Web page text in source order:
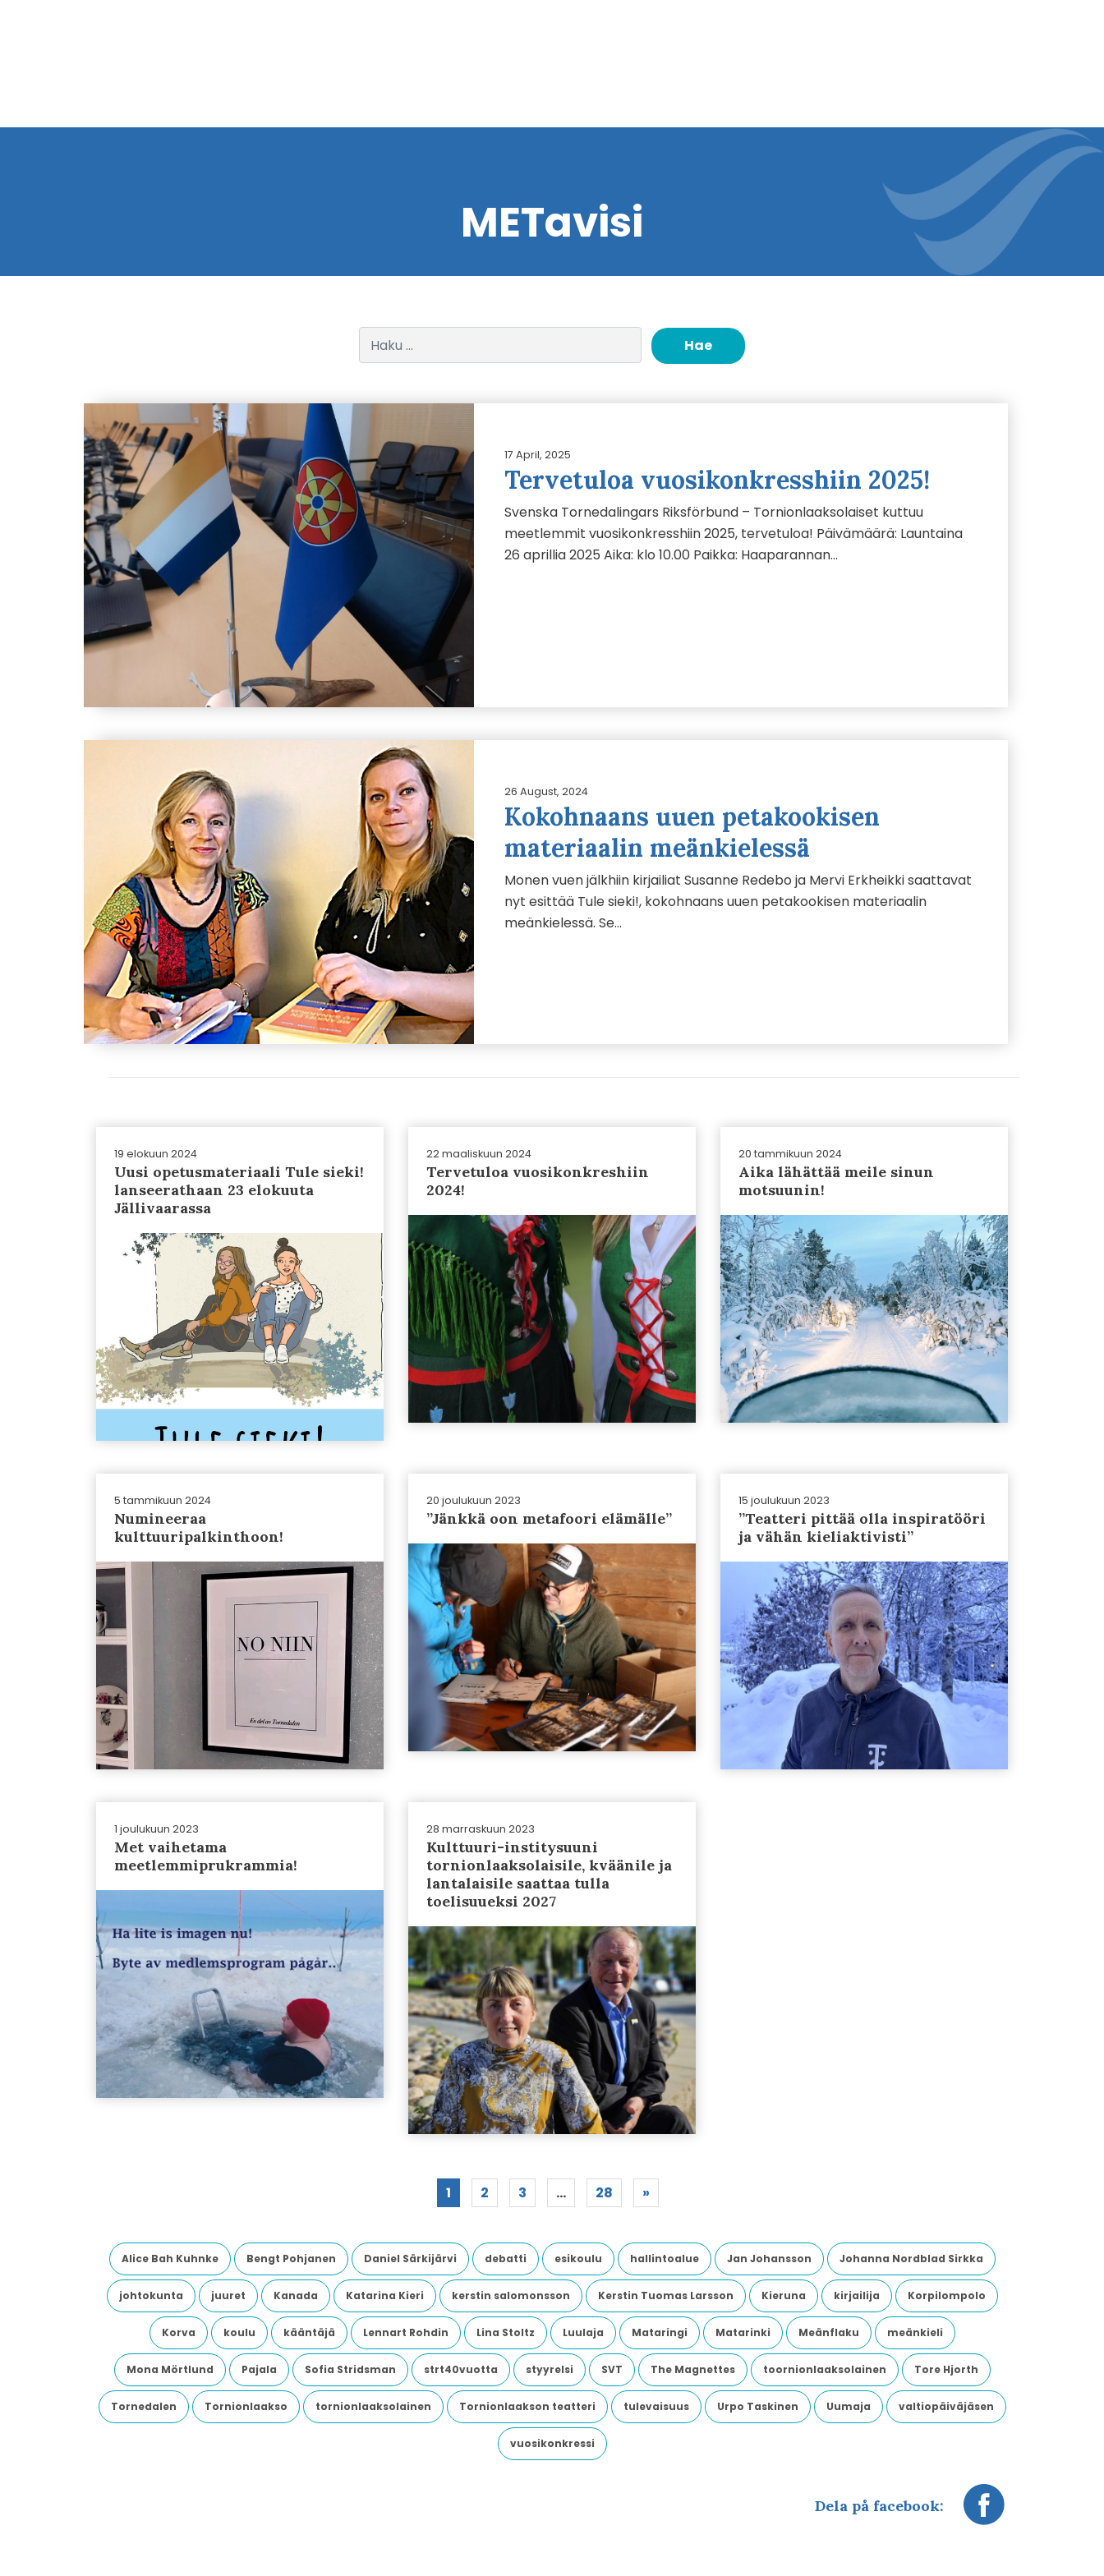
METavisi
17 April, 2025
Tervetuloa vuosikonkresshiin 2025!
Svenska Tornedalingars Riksförbund – Tornionlaaksolaiset kuttuu
meetlemmit vuosikonkresshiin 2025, tervetuloa! Päivämäärä: Launtaina
26 aprillia 2025 Aika: klo 10.00 Paikka: Haaparannan…
26 August, 2024
Kokohnaans uuen petakookisen
materiaalin meänkielessä
Monen vuen jälkhiin kirjailiat Susanne Redebo ja Mervi Erkheikki saattavat
nyt esittää Tule sieki!, kokohnaans uuen petakookisen materiaalin
meänkielessä. Se…
19 elokuun 2024
Uusi opetusmateriaali Tule sieki!
lanseerathaan 23 elokuuta
Jällivaarassa
22 maaliskuun 2024
Tervetuloa vuosikonkreshiin
2024!
20 tammikuun 2024
Aika lähättää meile sinun
motsuunin!
5 tammikuun 2024
Numineeraa
kulttuuripalkinthoon!
20 joulukuun 2023
”Jänkkä oon metafoori elämälle”
15 joulukuun 2023
”Teatteri pittää olla inspiratööri
ja vähän kieliaktivisti”
1 joulukuun 2023
Met vaihetama
meetlemmiprukrammia!
28 marraskuun 2023
Kulttuuri-institysuuni
tornionlaaksolaisile, kväänile ja
lantalaisile saattaa tulla
toelisuueksi 2027
1 2 3 … 28 »
Alice Bah Kuhnke Bengt Pohjanen Daniel Särkijärvi debatti esikoulu hallintoalue Jan Johansson Johanna Nordblad Sirkka
johtokunta juuret Kanada Katarina Kieri kerstin salomonsson Kerstin Tuomas Larsson Kieruna kirjailija Korpilompolo
Korva koulu kääntäjä Lennart Rohdin Lina Stoltz Luulaja Mataringi Matarinki Meänflaku meänkieli
Mona Mörtlund Pajala Sofia Stridsman strt40vuotta styyrelsi SVT The Magnettes toornionlaaksolainen Tore Hjorth
Tornedalen Tornionlaakso tornionlaaksolainen Tornionlaakson teatteri tulevaisuus Urpo Taskinen Uumaja valtiopäiväjäsen
vuosikonkressi
Dela på facebook: